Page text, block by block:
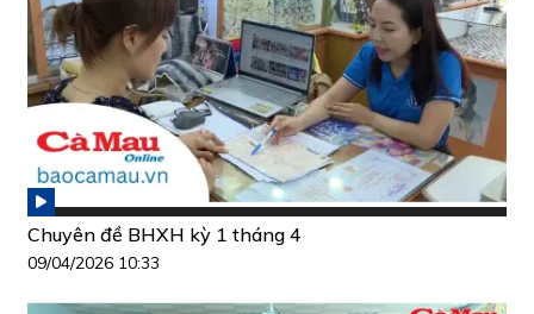
Chuyên đề BHXH kỳ 1 tháng 4
09/04/2026 10:33